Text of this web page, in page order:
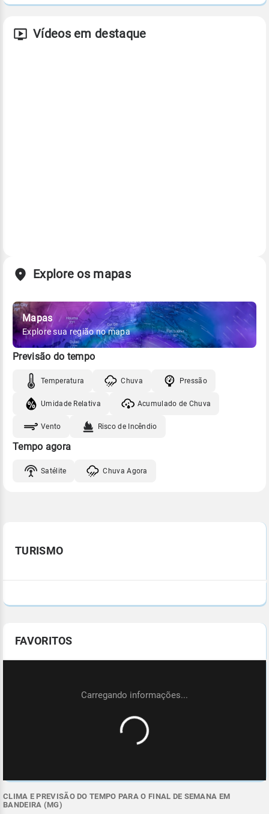
Vídeos em destaque
Explore os mapas
Mapas
Explore sua região no mapa
Previsão do tempo
Temperatura Chuva Pressão
Umidade Relativa Acumulado de Chuva
Vento Risco de Incêndio
Tempo agora
Satélite Chuva Agora
TURISMO
FAVORITOS
CLIMA E PREVISÃO DO TEMPO PARA O FINAL DE SEMANA EM
BANDEIRA (MG)